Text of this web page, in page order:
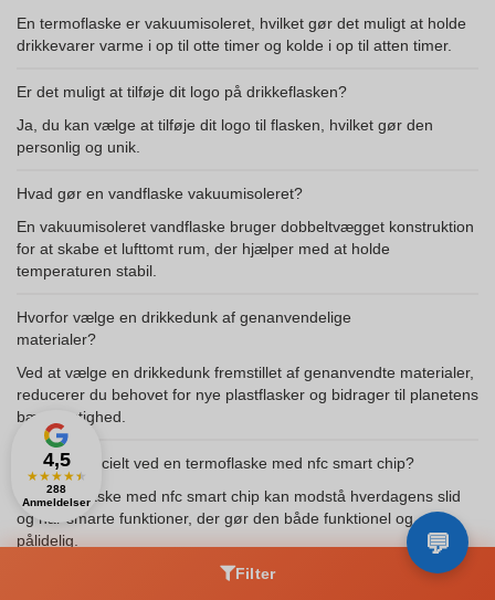
En termoflaske er vakuumisoleret, hvilket gør det muligt at holde
drikkevarer varme i op til otte timer og kolde i op til atten timer.
Er det muligt at tilføje dit logo på drikkeflasken?
Ja, du kan vælge at tilføje dit logo til flasken, hvilket gør den
personlig og unik.
Hvad gør en vandflaske vakuumisoleret?
En vakuumisoleret vandflaske bruger dobbeltvægget konstruktion
for at skabe et lufttomt rum, der hjælper med at holde
temperaturen stabil.
Hvorfor vælge en drikkedunk af genanvendelige
materialer?
Ved at vælge en drikkedunk fremstillet af genanvendte materialer,
reducerer du behovet for nye plastflasker og bidrager til planetens
bæredygtighed.
Hvad er specielt ved en termoflaske med nfc smart chip?
En termoflaske med nfc smart chip kan modstå hverdagens slid
og har smarte funktioner, der gør den både funktionel og
pålidelig.
Hvordan bidrager ocean bottle til bæredygtighed?
Filter
4,5
★★★★★
288
Anmeldelser